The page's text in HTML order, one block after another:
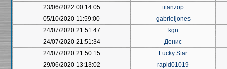
23/06/2022 00:14:05
titanzop
05/10/2020 11:59:00
gabrieljones
24/07/2020 21:51:47
kgn
24/07/2020 21:51:34
Денис
24/07/2020 21:50:15
Lucky Star
29/06/2020 13:13:02
rapid01019